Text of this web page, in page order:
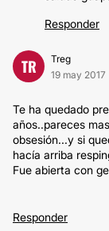
Responder
TR
Treg
19 may 2017
Te ha quedado
años..pareces
obsesión...y si
hacía arriba
Fue abierta con
Responder